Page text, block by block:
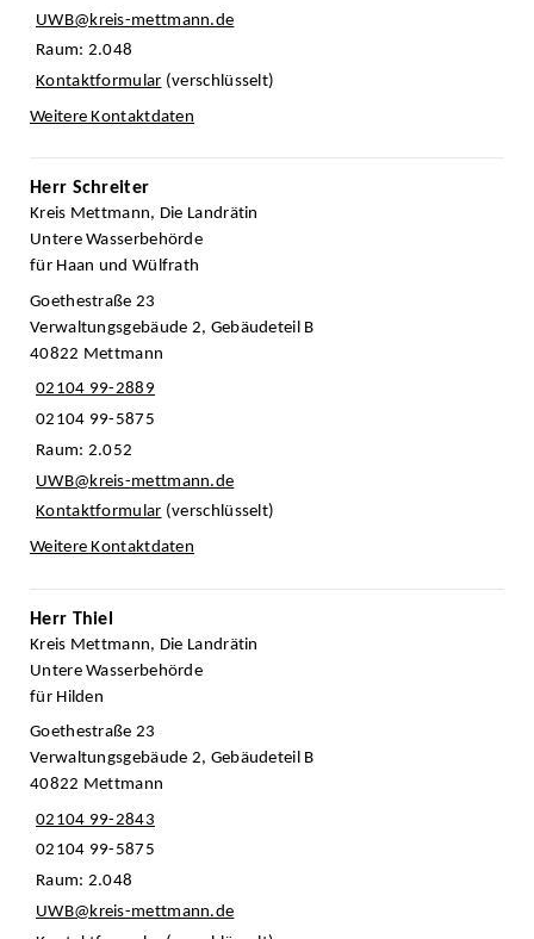
UWB@kreis-mettmann.de
Raum: 2.048
Kontaktformular (verschlüsselt)
Weitere Kontaktdaten
Herr Schreiter
Kreis Mettmann, Die Landrätin
Untere Wasserbehörde
für Haan und Wülfrath
Goethestraße 23
Verwaltungsgebäude 2, Gebäudeteil B
40822 Mettmann
02104 99-2889
02104 99-5875
Raum: 2.052
UWB@kreis-mettmann.de
Kontaktformular (verschlüsselt)
Weitere Kontaktdaten
Herr Thiel
Kreis Mettmann, Die Landrätin
Untere Wasserbehörde
für Hilden
Goethestraße 23
Verwaltungsgebäude 2, Gebäudeteil B
40822 Mettmann
02104 99-2843
02104 99-5875
Raum: 2.048
UWB@kreis-mettmann.de